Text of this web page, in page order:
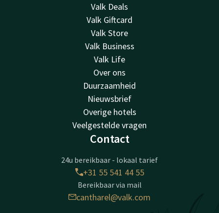
Valk Deals
Valk Giftcard
Valk Store
Valk Business
Valk Life
Over ons
Duurzaamheid
Nieuwsbrief
Overige hotels
Veelgestelde vragen
Contact
24u bereikbaar - lokaal tarief
+31 55 541 44 55
Bereikbaar via mail
cantharel@valk.com